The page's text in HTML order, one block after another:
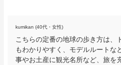
kumikan (40代・女性)
こちらの定番の地球の歩き方は、
もわかりやすく、モデルルートな
事やお土産に観光名所など、旅を